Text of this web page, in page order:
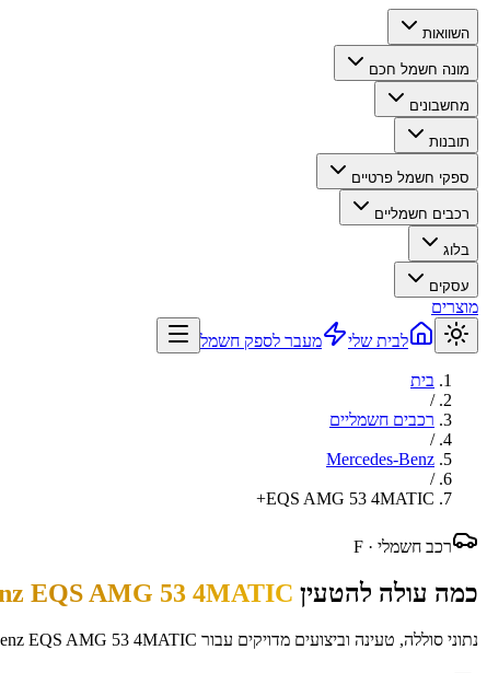
השוואות
מונה חשמל חכם
מחשבונים
תובנות
ספקי חשמל פרטיים
רכבים חשמליים
בלוג
עסקים
מוצרים
לבית שלי
מעבר לספק חשמל
בית
/
רכבים חשמליים
/
Mercedes-Benz
/
EQS AMG 53 4MATIC+
רכב חשמלי · F
כמה עולה להטעין EQS AMG 53 4MATIC+
נתוני סוללה, טעינה וביצועים מדויקים עבור EQS AMG 53 4MATIC+